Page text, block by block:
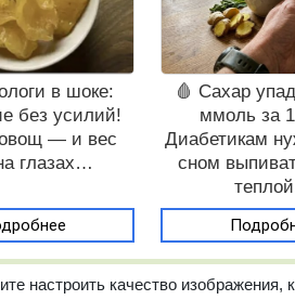
в шоке:
без усилий!
овощ — и вес
глазах…
🩸 Сахар
ммоль за
Диабетикам
сном
настроить качество изображения,